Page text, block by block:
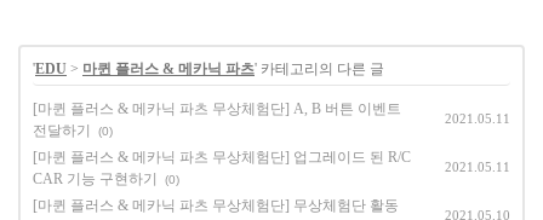
'EDU > 마퀸 플러스 & 메카닉 파츠' 카테고리의 다른 글
[마퀸 플러스 & 메카닉 파츠 무상체험단] A, B 버튼 이벤트
전달하기
(0)
2021.05.11
[마퀸 플러스 & 메카닉 파츠 무상체험단] 업그레이드 된 R/C
CAR 기능 구현하기
(0)
2021.05.11
[마퀸 플러스 & 메카닉 파츠 무상체험단] 무상체험단 활동
2021.05.10